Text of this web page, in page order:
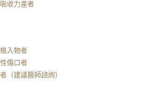
收力差者
入物者
傷口者
（建議醫師諮詢）